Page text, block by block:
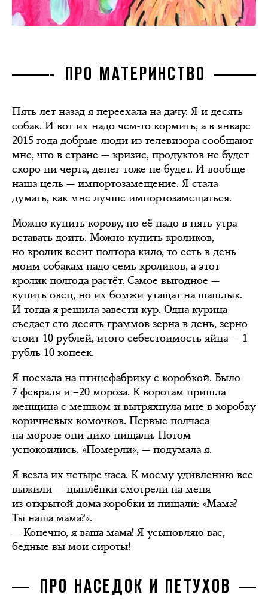
ПРО МАТЕРИНСТВО
Пять лет назад я переехала на дачу. Я и десять
собак. И вот их надо чем-то кормить, а в январе
2015 года добрые люди из телевизора сообщают
мне, что в стране — кризис, продуктов не будет
скоро ни черта, денег тоже не будет. И вообще
наша цель — импортозамещение. Я стала
думать, как мне лучше импортозамещаться.
Можно купить корову, но её надо в пять утра
вставать доить. Можно купить кроликов,
но кролик весит полтора кило, то есть в день
моим собакам надо семь кроликов, а этот
кролик полгода растёт. Самое выгодное —
купить овец, но их бомжи утащат на шашлык.
И тогда я решила завести кур. Одна курица
съедает сто десять граммов зерна в день, зерно
стоит 10 рублей, итого себестоимость яйца — 1
рубль 10 копеек.
Я поехала на птицефабрику с коробкой. Было
7 февраля и –20 мороза. К воротам пришла
женщина с мешком и вытряхнула мне в коробку
коричневых комочков. Первые полчаса
на морозе они дико пищали. Потом
успокоились. «Померли», — подумала я.
Я везла их четыре часа. К моему удивлению все
выжили — цыплёнки смотрели на меня
из открытой дома коробки и пищали: «Мама?
Ты наша мама?».
— Конечно, я ваша мама! Я усыновляю вас,
бедные вы мои сироты!
ПРО НАСЕДОК И ПЕТУХОВ